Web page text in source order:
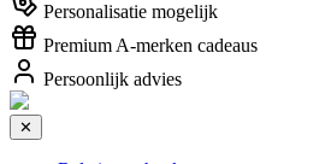
Personalisatie mogelijk
Premium A-merken cadeaus
Persoonlijk advies
✕